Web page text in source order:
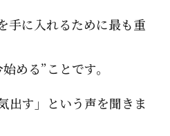
手に入れるために最も重
める”ことです。
出す」という声を聞きま